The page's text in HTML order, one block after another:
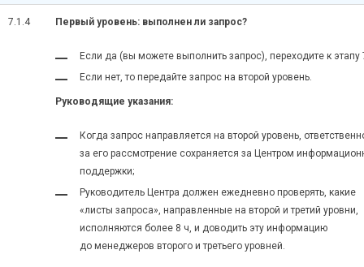
7.1.4 Первый уровень: выполнен ли запрос?
Если да (вы можете выполнить запрос), переходите к этапу
Если нет, то передайте запрос на второй уровень.
Руководящие указания:
Когда запрос направляется на второй уровень,
за его рассмотрение сохраняется за Центром
поддержки;
Руководитель Центра должен ежедневно проверять, какие
«листы запроса», направленные на второй и третий уровни,
исполняются более 8 ч, и доводить эту информацию
до менеджеров второго и третьего уровней.